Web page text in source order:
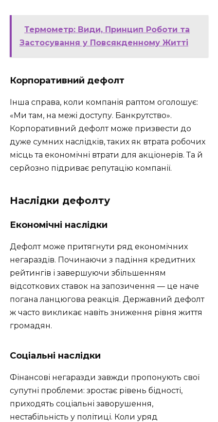
Термометр: Види, Принцип Роботи та
Застосування у Повсякденному Житті
Корпоративний дефолт
Інша справа, коли компанія раптом оголошує:
«Ми там, на межі доступу. Банкрутство».
Корпоративний дефолт може призвести до
дуже сумних наслідків, таких як втрата робочих
місць та економічні втрати для акціонерів. Та й
серйозно підриває репутацію компанії.
Наслідки дефолту
Економічні наслідки
Дефолт може притягнути ряд економічних
негараздів. Починаючи з падіння кредитних
рейтингів і завершуючи збільшенням
відсоткових ставок на запозичення — це наче
погана ланцюгова реакція. Державний дефолт
ж часто викликає навіть зниження рівня життя
громадян.
Соціальні наслідки
Фінансові негаразди завжди пропонують свої
супутні проблеми: зростає рівень бідності,
приходять соціальні заворушення,
нестабільність у політиці. Коли уряд